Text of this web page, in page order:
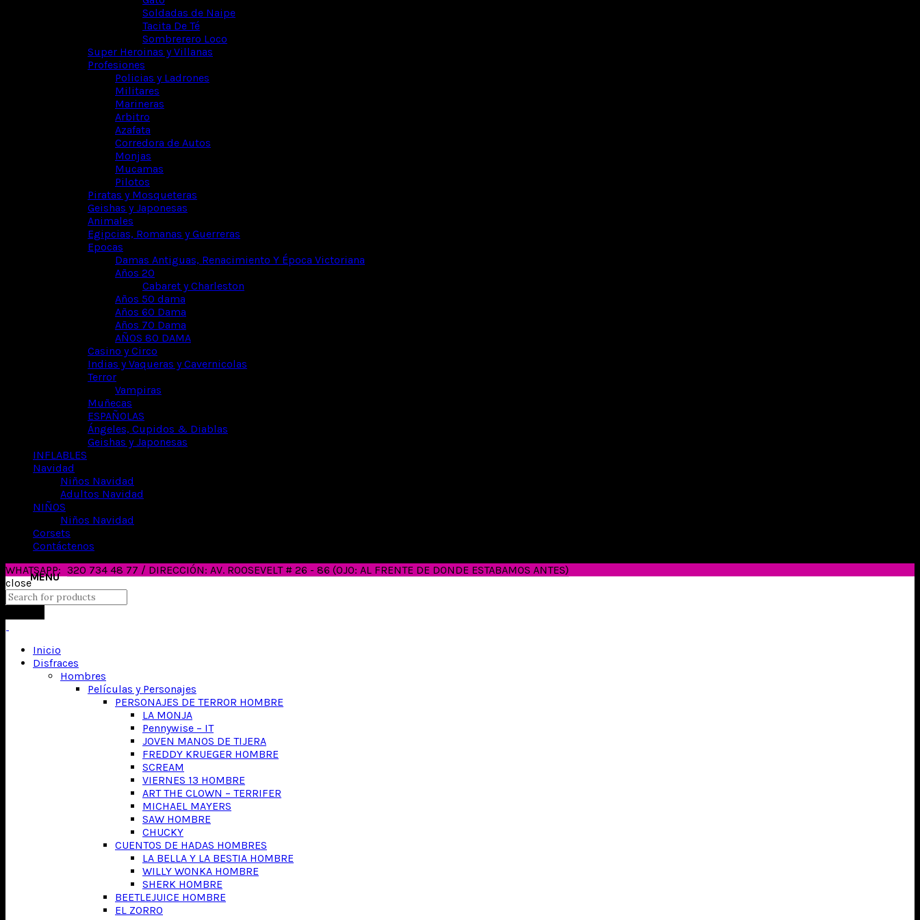
Soldadas de Naipe
Tacita De Té
Sombrerero Loco
Super Heroinas y Villanas
Profesiones
Policias y Ladrones
Militares
Marineras
Arbitro
Azafata
Corredora de Autos
Monjas
Mucamas
Pilotos
Piratas y Mosqueteras
Geishas y Japonesas
Animales
Egipcias, Romanas y Guerreras
Epocas
Damas Antiguas, Renacimiento Y Época Victoriana
Años 20
Cabaret y Charleston
Años 50 dama
Años 60 Dama
Años 70 Dama
AÑOS 80 DAMA
Casino y Circo
Indias y Vaqueras y Cavernicolas
Terror
Vampiras
Muñecas
ESPAÑOLAS
Ángeles, Cupidos & Diablas
Geishas y Japonesas
INFLABLES
Navidad
Niños Navidad
Adultos Navidad
NIÑOS
Niños Navidad
Corsets
Contáctenos
WHATSAPP: 320 734 48 77 / DIRECCIÓN: AV. ROOSEVELT # 26 - 86 (OJO: AL FRENTE DE DONDE ESTABAMOS ANTES)
close
Inicio
Disfraces
Hombres
Películas y Personajes
PERSONAJES DE TERROR HOMBRE
LA MONJA
Pennywise – IT
JOVEN MANOS DE TIJERA
FREDDY KRUEGER HOMBRE
SCREAM
VIERNES 13 HOMBRE
ART THE CLOWN – TERRIFER
MICHAEL MAYERS
SAW HOMBRE
CHUCKY
CUENTOS DE HADAS HOMBRES
LA BELLA Y LA BESTIA HOMBRE
WILLY WONKA HOMBRE
SHERK HOMBRE
BEETLEJUICE HOMBRE
EL ZORRO